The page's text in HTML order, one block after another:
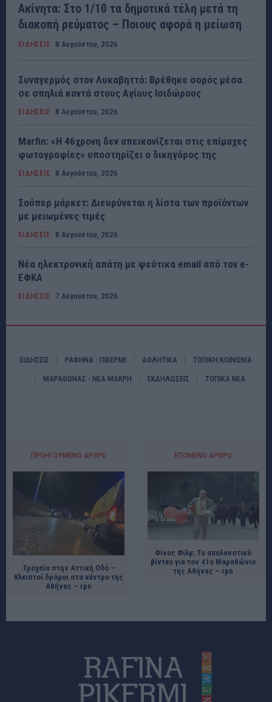
Ακίνητα: Στο 1/10 τα δημοτικά τέλη μετά τη
διακοπή ρεύματος – Ποιους αφορά η μείωση
ΕΙΔΗΣΕΙΣ 8 Αυγούστου, 2026
Συναγερμός στον Λυκαβηττό: Βρέθηκε σορός μέσα
σε σπηλιά κοντά στους Αγίους Ισιδώρους
ΕΙΔΗΣΕΙΣ 8 Αυγούστου, 2026
Marfin: «Η 46χρονη δεν απεικονίζεται στις επίμαχες
φωτογραφίες» υποστηρίζει ο δικηγόρος της
ΕΙΔΗΣΕΙΣ 8 Αυγούστου, 2026
Σούπερ μάρκετ: Διευρύνεται η λίστα των προϊόντων
με μειωμένες τιμές
ΕΙΔΗΣΕΙΣ 8 Αυγούστου, 2026
Νέα ηλεκτρονική απάτη με ψεύτικα email από τον e-
ΕΦΚΑ
ΕΙΔΗΣΕΙΣ 7 Αυγούστου, 2026
ΕΙΔΗΣΕΙΣ ΡΑΦΗΝΑ - ΠΙΚΕΡΜΙ ΑΘΛΗΤΙΚΑ ΤΟΠΙΚΗ ΚΟΙΝΩΝΙΑ
ΜΑΡΑΘΩΝΑΣ - ΝΕΑ ΜΑΚΡΗ ΕΚΔΗΛΩΣΕΙΣ ΤΟΠΙΚΑ ΝΕΑ
ΠΡΟΗΓΟΎΜΕΝΟ ΆΡΘΡΟ
Τροχαίο στην Αττική Οδό –
Κλειστοί δρόμοι στο κέντρο της
Αθήνας – rpn
ΕΠΌΜΕΝΟ ΆΡΘΡΟ
Φίνος Φιλμ: Το απολαυστικό
βίντεο για τον 41ο Μαραθώνιο
της Αθήνας – rpn